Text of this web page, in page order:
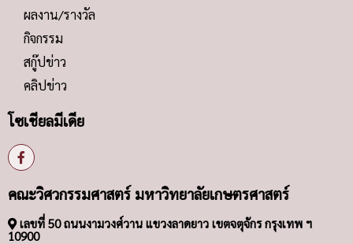
ผลงาน/รางวัล
กิจกรรม
สกู๊ปข่าว
คลิปข่าว
โซเชียลมีเดีย
คณะวิศวกรรมศาสตร์ มหาวิทยาลัยเกษตรศาสตร์
เลขที่ 50 ถนนงามวงศ์วาน แขวงลาดยาว เขตจตุจักร กรุงเทพ ฯ
10900